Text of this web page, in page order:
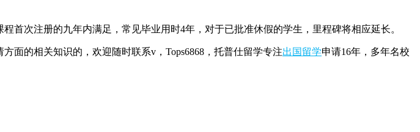
次注册的九年内满足，常见毕业用时4年，对于已批准休假的学生，里程碑将相应延长。
方面的相关知识的，欢迎随时联系v，Tops6868，托普仕留学专注出国留学申请16年，多年名校